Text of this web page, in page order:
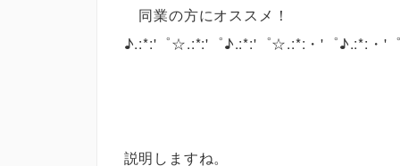
同業の方にオススメ！
♪.:*:'゜☆.:*:'゜♪.:*:'゜☆.:*:・'゜♪.:*:・'
説明しますね。